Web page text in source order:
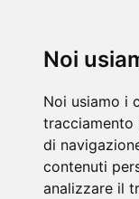
Noi
Noi usiamo i
tracciamento
di
contenuti
analizzare il